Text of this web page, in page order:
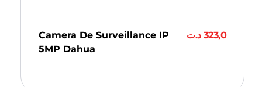
Camera De Surveillance IP
5MP Dahua
323,0 د.ت